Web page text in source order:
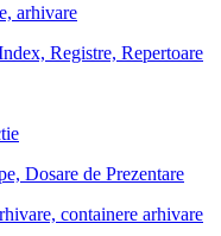
arhivare
Registre, Repertoare
Dosare de Prezentare
containere arhivare